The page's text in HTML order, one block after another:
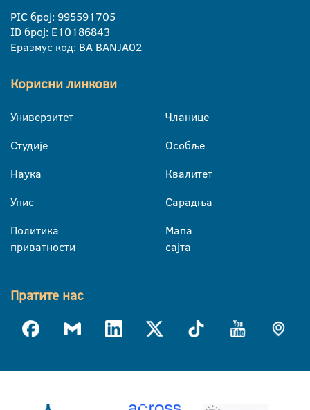
PIC број: 995591705
ID број: E10186843
Еразмус код: BA BANJA02
Корисни линкови
Универзитет
Студије
Наука
Упис
Политика
приватности
Чланице
Особље
Квалитет
Сарадња
Мапа
сајта
Пратите нас